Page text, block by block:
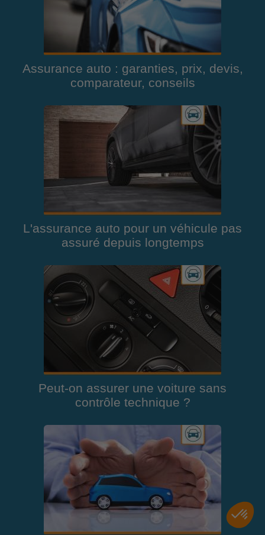
Assurance auto : garanties, prix, devis,
comparateur, conseils
L'assurance auto pour un véhicule pas
assuré depuis longtemps
Peut-on assurer une voiture sans
contrôle technique ?